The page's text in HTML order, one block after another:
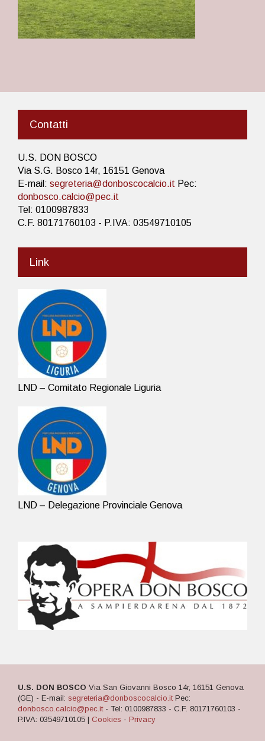
Contatti
U.S. DON BOSCO
Via S.G. Bosco 14r, 16151 Genova
E-mail: segreteria@donboscocalcio.it Pec:
donbosco.calcio@pec.it
Tel: 0100987833
C.F. 80171760103 - P.IVA: 03549710105
Link
LND – Comitato Regionale Liguria
LND – Delegazione Provinciale Genova
U.S. DON BOSCO Via San Giovanni Bosco 14r, 16151 Genova
(GE) - E-mail: segreteria@donboscocalcio.itPec:
donbosco.calcio@pec.it- Tel: 0100987833 - C.F. 80171760103 -
P.IVA: 03549710105 | Cookies - Privacy